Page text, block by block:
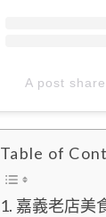
A post
Table of
嘉義老店美